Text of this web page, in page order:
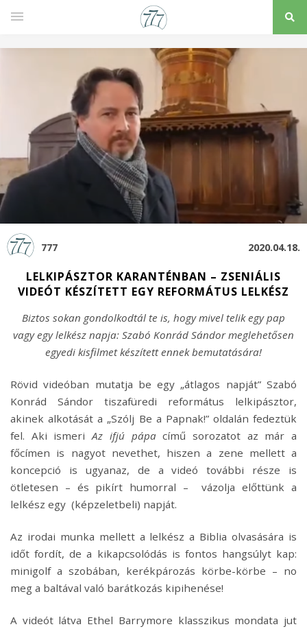
777 2020.04.18.
LELKIPÁSZTOR KARANTÉNBAN – ZSENIÁLIS
VIDEÓT KÉSZÍTETT EGY REFORMÁTUS LELKÉSZ
Biztos sokan gondolkodtál te is, hogy mivel telik egy pap
vagy egy lelkész napja: Szabó Konrád Sándor meglehetősen
egyedi kisfilmet készített ennek bemutatására!
Rövid videóban mutatja be egy „átlagos napját” Szabó
Konrád Sándor tiszafüredi református lelkipásztor,
akinek alkotását a „Szólj Be a Papnak!” oldalán fedeztük
fel. Aki ismeriAz ifjú pápacímű sorozatot az már a
főcímen is nagyot nevethet, hiszen a zene mellett a
koncepció is ugyanaz, de a videó további része is
ötletesen – és pikírt humorral – vázolja előttünk a
lelkész egy (képzeletbeli) napját.
Az irodai munka mellett a lelkész a Biblia olvasására is
időt fordít, de a kikapcsolódás is fontos hangsúlyt kap:
minigolf a szobában, kerékpározás körbe-körbe – no
meg a baltával való barátkozás kipihenése!
A videót látva Ethel Barrymore klasszikus mondata jut